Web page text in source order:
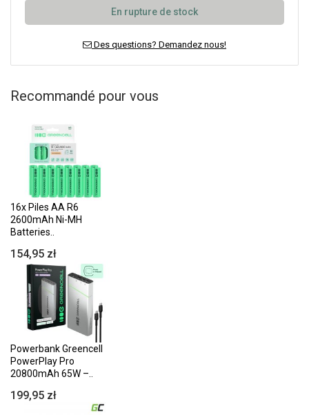
En rupture de stock
Des questions? Demandez nous!
Recommandé pour vous
16x Piles AA R6
2600mAh Ni-MH
Batteries..
154,95 zł
Powerbank Greencell
PowerPlay Pro
20800mAh 65W –..
199,95 zł